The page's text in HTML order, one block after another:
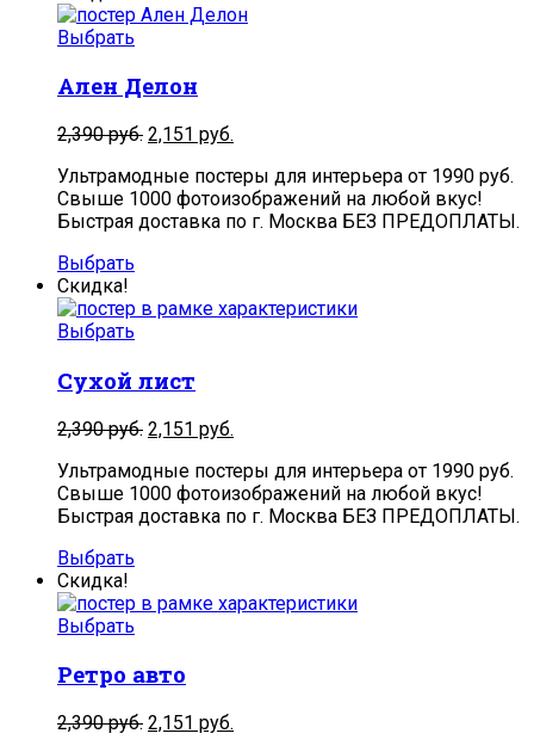
Выбрать
Ален Делон
2,390руб. 2,151 руб.
Ультрамодные постеры для интерьера от 1990 руб.
Свыше 1000 фотоизображений на любой вкус!
Быстрая доставка по г. Москва БЕЗ ПРЕДОПЛАТЫ.
Выбрать
Скидка!
Выбрать
Сухой лист
2,390руб. 2,151 руб.
Ультрамодные постеры для интерьера от 1990 руб.
Свыше 1000 фотоизображений на любой вкус!
Быстрая доставка по г. Москва БЕЗ ПРЕДОПЛАТЫ.
Выбрать
Скидка!
Выбрать
Ретро авто
2,390руб. 2,151 руб.